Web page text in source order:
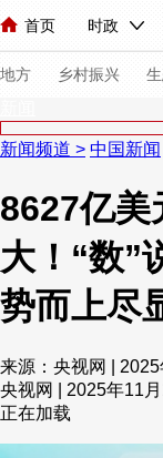
首页 时政
人民领袖习近平 联播
直播 栏目
海外频道 iPanda
地方 乡村振兴
总台春晚 网
新闻 国内
人民领袖习近平
现场 前线
新闻频道 > 中国新闻
8627亿美
大！“数”
势而上尽
来源：央视网 |
央视网 | 2025年11
正在加载